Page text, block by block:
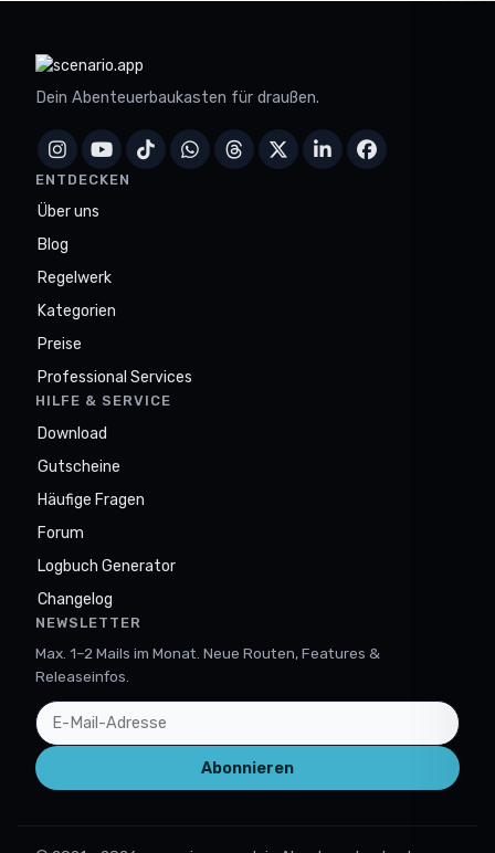
Dein Abenteuerbaukasten für draußen.
ENTDECKEN
Über uns
Blog
Regelwerk
Kategorien
Preise
Professional Services
HILFE & SERVICE
Download
Gutscheine
Häufige Fragen
Forum
Logbuch Generator
Changelog
NEWSLETTER
Max. 1–2 Mails im Monat. Neue Routen, Features &
Releaseinfos.
Abonnieren